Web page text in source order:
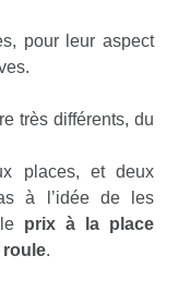
pour leur aspect
très différents, du
places, et deux
à l’idée de les
prix à la place
roule.